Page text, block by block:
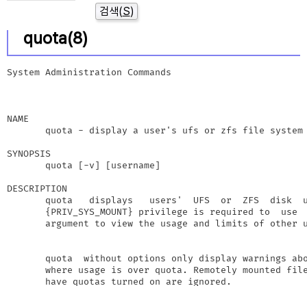
검색(S)
quota(8)
System Administration
NAME
quota - display a user's ufs or zfs file
SYNOPSIS
       quota [-v] [username]
DESCRIPTION
quota   displays   users'  UFS  or  ZFS  disk
{PRIV_SYS_MOUNT} privilege is required to  use
argument to view the usage and limits of other
quota  without options only display warnings
where usage is over quota. Remotely mounted
       have quotas turned on are ignored.